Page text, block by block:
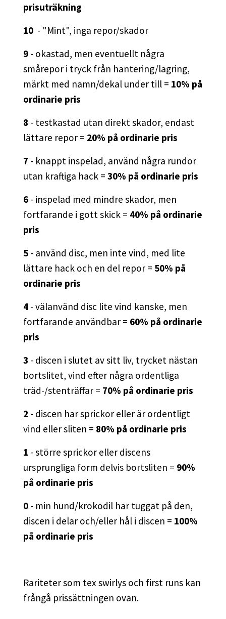
prisuträkning
10 - "Mint", inga repor/skador
9 - okastad, men eventuellt några
smårepor i tryck från hantering/lagring,
märkt med namn/dekal under till = 10% på
ordinarie pris
8 - testkastad utan direkt skador, endast
lättare repor = 20% på ordinarie pris
7 - knappt inspelad, använd några rundor
utan kraftiga hack = 30% på ordinarie pris
6 - inspelad med mindre skador, men
fortfarande i gott skick = 40% på ordinarie
pris
5 - använd disc, men inte vind, med lite
lättare hack och en del repor = 50% på
ordinarie pris
4 - välanvänd disc lite vind kanske, men
fortfarande användbar = 60% på ordinarie
pris
3 - discen i slutet av sitt liv, trycket nästan
bortslitet, vind efter några ordentliga
träd-/stenträffar = 70% på ordinarie pris
2 - discen har sprickor eller är ordentligt
vind eller sliten = 80% på ordinarie pris
1 - större sprickor eller discens
ursprungliga form delvis bortsliten = 90%
på ordinarie pris
0 - min hund/krokodil har tuggat på den,
discen i delar och/eller hål i discen = 100%
på ordinarie pris
Rariteter som tex swirlys och first runs kan
frångå prissättningen ovan.